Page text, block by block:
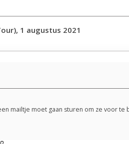
1 augustus 2021
mailtje moet gaan sturen om ze voor